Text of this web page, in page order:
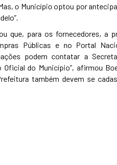
o Município optou por
que, para os fornecedores, a
Públicas e no Portal
podem contatar a
do Município”, afirmou
também devem se